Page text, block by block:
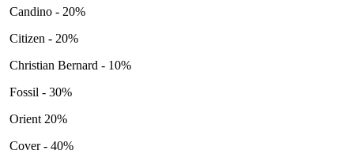
Candino - 20%
Citizen - 20%
Christian Bernard - 10%
Fossil - 30%
Orient 20%
Cover - 40%